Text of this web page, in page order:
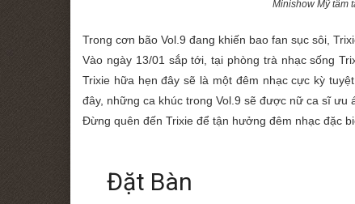
Minishow Mỹ tâm
Trong cơn bão Vol.9 đang khiến bao fan sục sôi,
Vào ngày 13/01 sắp tới, tại phòng trà nhạc sống
Trixie hữa hẹn đây sẽ là một đêm nhạc cực kỳ
đây, những ca khúc trong Vol.9 sẽ được nữ ca sĩ ưu
Đừng quên đến Trixie để tận hưởng đêm nhạc đặc
Đặt Bàn